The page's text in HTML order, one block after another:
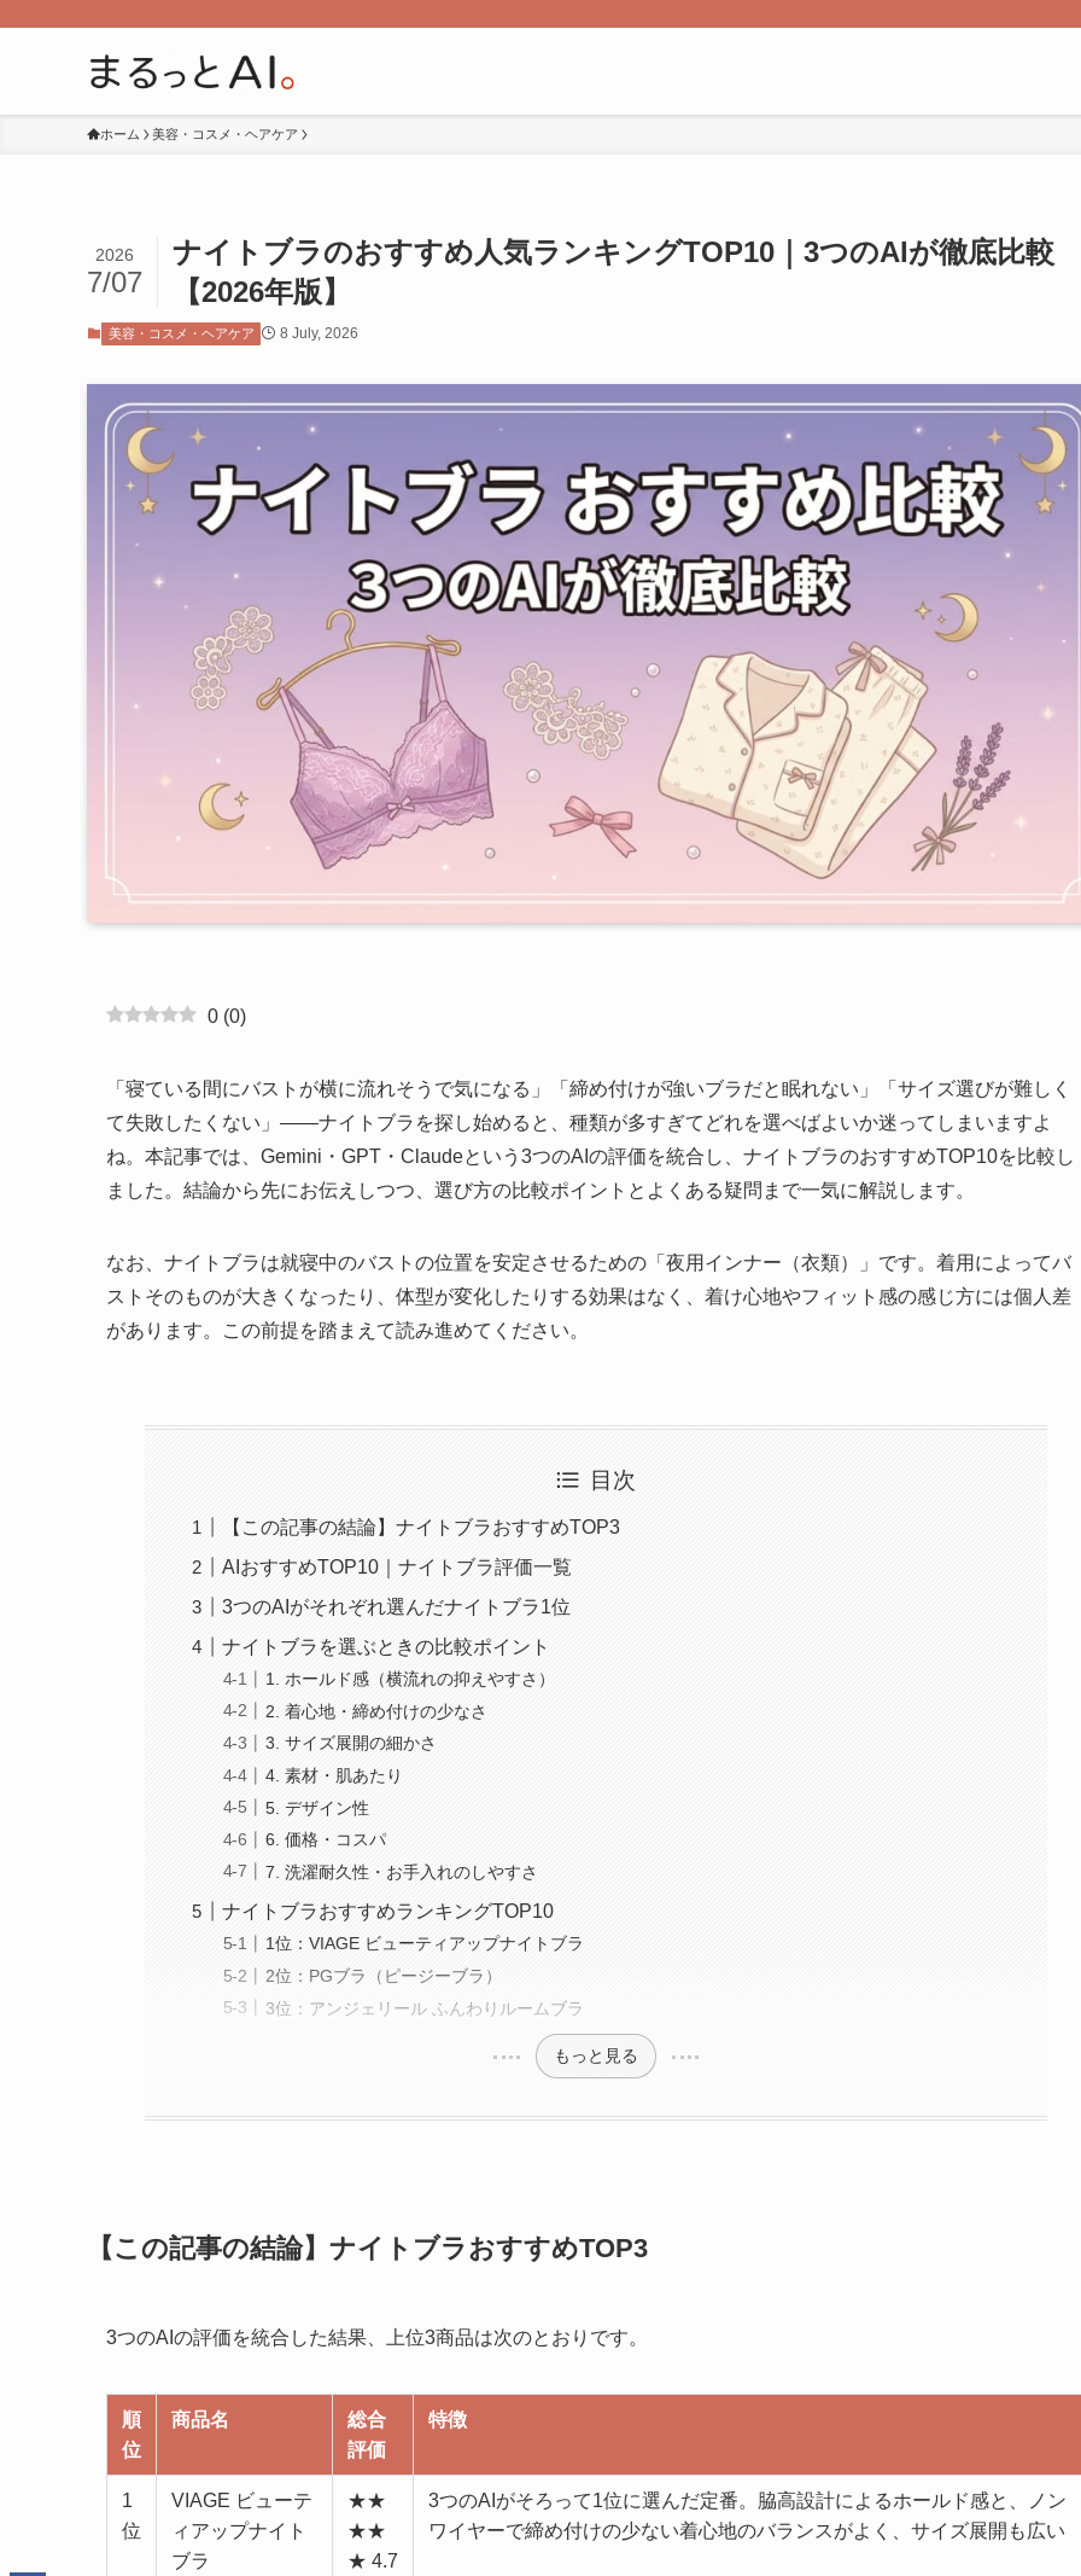
ホーム 美容・コスメ・ヘアケア
ナイトブラのおすすめ人気ランキングTOP10｜3つのAIが徹底比較
【2026年版】
2026
7/07
美容・コスメ・ヘアケア 8 July, 2026
0 (0)
「寝ている間にバストが横に流れそうで気になる」「締め付けが強いブラだと眠れない」「サイズ選びが難しく
て失敗したくない」——ナイトブラを探し始めると、種類が多すぎてどれを選べばよいか迷ってしまいますよ
ね。本記事では、Gemini・GPT・Claudeという3つのAIの評価を統合し、ナイトブラのおすすめTOP10を比較し
ました。結論から先にお伝えしつつ、選び方の比較ポイントとよくある疑問まで一気に解説します。
なお、ナイトブラは就寝中のバストの位置を安定させるための「夜用インナー（衣類）」です。着用によってバ
ストそのものが大きくなったり、体型が変化したりする効果はなく、着け心地やフィット感の感じ方には個人差
があります。この前提を踏まえて読み進めてください。
目次
【この記事の結論】ナイトブラおすすめTOP3
AIおすすめTOP10｜ナイトブラ評価一覧
3つのAIがそれぞれ選んだナイトブラ1位
ナイトブラを選ぶときの比較ポイント
1. ホールド感（横流れの抑えやすさ）
2. 着心地・締め付けの少なさ
3. サイズ展開の細かさ
4. 素材・肌あたり
5. デザイン性
6. 価格・コスパ
7. 洗濯耐久性・お手入れのしやすさ
ナイトブラおすすめランキングTOP10
1位：VIAGE ビューティアップナイトブラ
2位：PGブラ（ピージーブラ）
3位：アンジェリール ふんわりルームブラ
もっと見る
【この記事の結論】ナイトブラおすすめTOP3
3つのAIの評価を統合した結果、上位3商品は次のとおりです。
順
位
商品名
総合
評価
特徴
1
位
VIAGE ビューテ
ィアップナイト
ブラ
★★
★★
★ 4.7
3つのAIがそろって1位に選んだ定番。脇高設計によるホールド感と、ノン
ワイヤーで締め付けの少ない着心地のバランスがよく、サイズ展開も広い